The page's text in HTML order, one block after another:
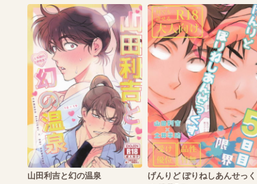
山田利吉と幻の温泉
げんりど ぽりねしあんせっく